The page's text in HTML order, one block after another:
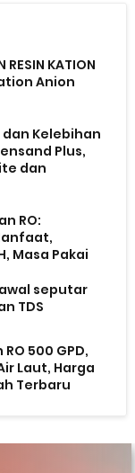
RESIN KATION
Anion
Kelebihan
Plus,
dan
RO:
Masa Pakai
awal seputar
TDS
500 GPD,
Laut, Harga
Terbaru